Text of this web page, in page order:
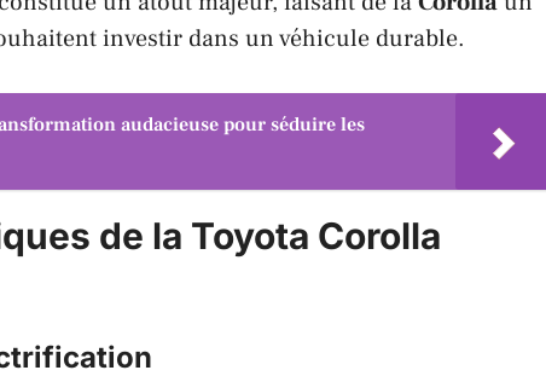
investir dans un véhicule durable.
audacieuse pour séduire les
de la Toyota Corolla